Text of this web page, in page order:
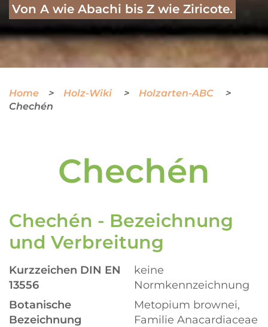
Von A wie Abachi bis Z wie Ziricote.
Home Holz-Wiki
Holzarten-ABC
Chechén
Chechén
Chechén - Bezeichnung
und Verbreitung
Kurzzeichen DIN EN
13556
keine
Normkennzeichnung
Botanische
Bezeichnung
Metopium brownei,
Familie Anacardiaceae